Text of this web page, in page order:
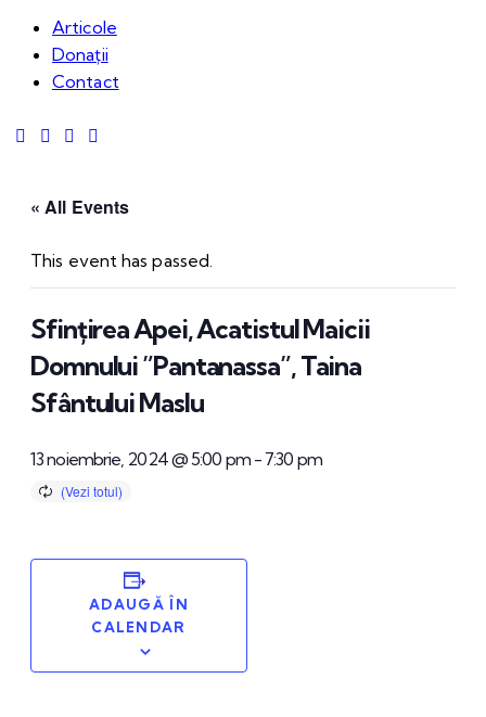
Articole
Donații
Contact
« All Events
This event has passed.
Sfințirea Apei, Acatistul Maicii
Domnului ”Pantanassa”, Taina
Sfântului Maslu
13 noiembrie, 2024 @ 5:00 pm- 7:30 pm
ADAUGĂ ÎN
CALENDAR